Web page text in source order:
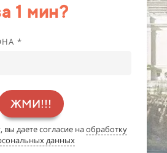
1 мин?
*
ЖМИ!!!
даете согласие наобработку
данных